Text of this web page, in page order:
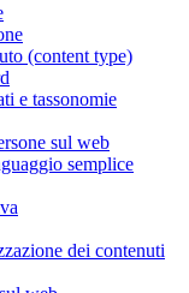
(content type)
e tassonomie
sul web
semplice
dei contenuti